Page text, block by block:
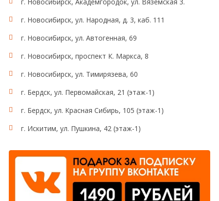
г. Новосибирск, ул. Народная, д. 3, каб. 111
г. Новосибирск, ул. Автогенная, 69
г. Новосибирск, проспект К. Маркса, 8
г. Новосибирск, ул. Тимирязева, 60
г. Бердск, ул. Первомайская, 21 (этаж-1)
г. Бердск, ул. Красная Сибирь, 105 (этаж-1)
г. Искитим, ул. Пушкина, 42 (этаж-1)